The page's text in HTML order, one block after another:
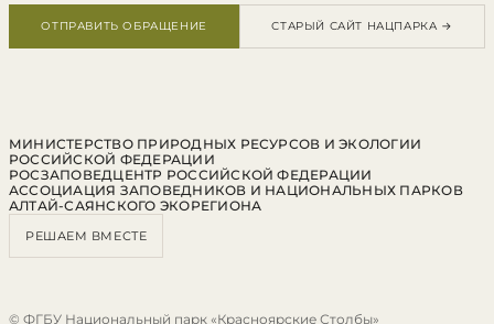
ОТПРАВИТЬ ОБРАЩЕНИЕ СТАРЫЙ САЙТ НАЦПАРКА →
МИНИСТЕРСТВО ПРИРОДНЫХ РЕСУРСОВ И ЭКОЛОГИИ
РОССИЙСКОЙ ФЕДЕРАЦИИ
РОСЗАПОВЕДЦЕНТР РОССИЙСКОЙ ФЕДЕРАЦИИ
АССОЦИАЦИЯ ЗАПОВЕДНИКОВ И НАЦИОНАЛЬНЫХ ПАРКОВ
АЛТАЙ-САЯНСКОГО ЭКОРЕГИОНА
РЕШАЕМ ВМЕСТЕ
© ФГБУ Национальный парк «Красноярские Столбы»